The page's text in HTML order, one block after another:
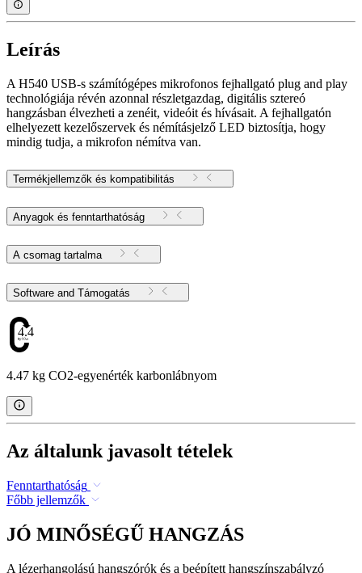
Leírás
A H540 USB-s számítógépes mikrofonos fejhallgató plug and play
technológiája révén azonnal részletgazdag, digitális sztereó
hangzásban élvezheti a zenéit, videóit és hívásait. A fejhallgatón
elhelyezett kezelőszervek és némításjelző LED biztosítja, hogy
mindig tudja, a mikrofon némítva van.
Termékjellemzők és kompatibilitás
Anyagok és fenntarthatóság
A csomag tartalma
Software and Támogatás
4.47
4.47 kg CO2-egyenérték karbonlábnyom
Az általunk javasolt tételek
Fenntarthatóság
Főbb jellemzők
JÓ MINŐSÉGŰ HANGZÁS
A lézerhangolású hangszórók és a beépített hangszínszabályzó